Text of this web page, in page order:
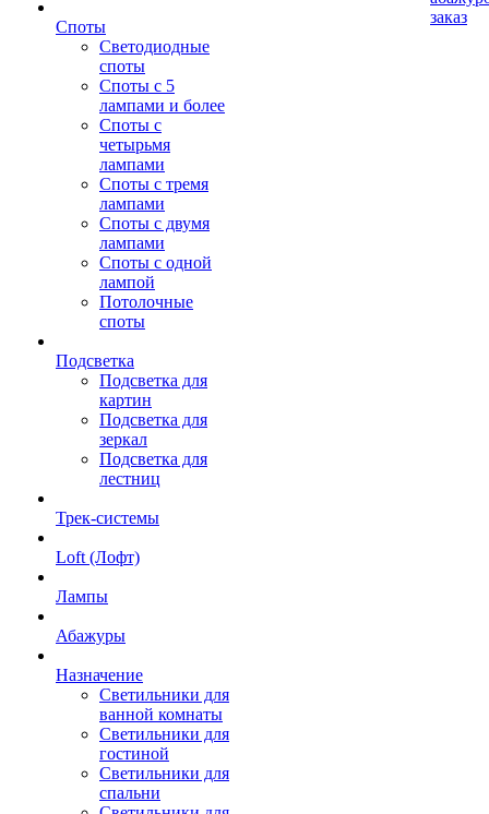
Споты
Светодиодные
споты
Споты с 5
лампами и более
Споты с
четырьмя
лампами
Споты с тремя
лампами
Споты с двумя
лампами
Споты с одной
лампой
Потолочные
споты
Подсветка
Подсветка для
картин
Подсветка для
зеркал
Подсветка для
лестниц
Трек-системы
Loft (Лофт)
Лампы
Абажуры
Назначение
Светильники для
ванной комнаты
Светильники для
гостиной
Светильники для
спальни
заказ